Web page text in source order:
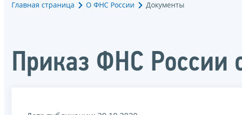
Главная страница О ФНС России Документы
Приказ ФНС России